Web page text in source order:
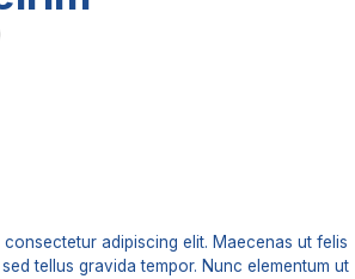
adipiscing elit. Maecenas ut felis
tellus gravida tempor. Nunc elementum ut